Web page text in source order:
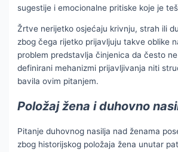
sugestije i emocionalne pritiske koje je
Žrtve nerijetko osjećaju krivnju, strah ili
zbog čega rijetko prijavljuju takve oblike
problem predstavlja činjenica da često
definirani mehanizmi prijavljivanja niti
bavila ovim pitanjem.
Položaj žena i duhovno
Pitanje duhovnog nasilja nad ženama
zbog historijskog položaja žena unutar